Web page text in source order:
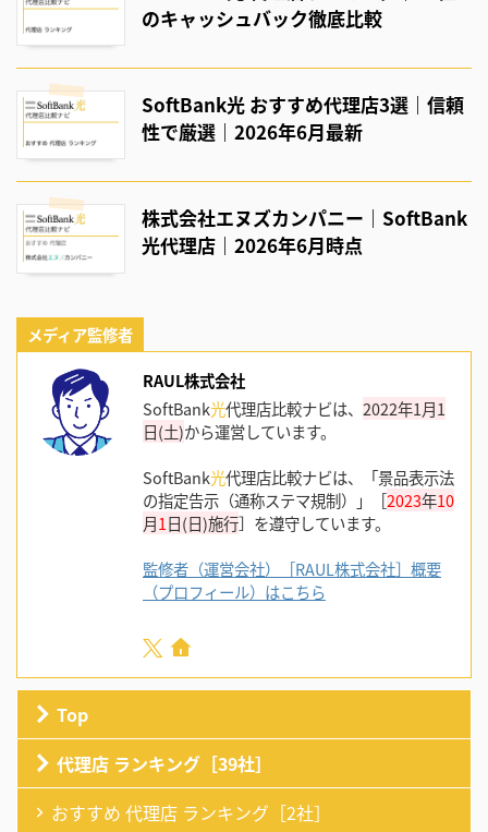
のキャッシュバック徹底比較
SoftBank光 おすすめ代理店3選｜信頼
性で厳選｜2026年6月最新
株式会社エヌズカンパニー｜SoftBank
光代理店｜2026年6月時点
メディア監修者
RAUL株式会社
SoftBank光代理店比較ナビは、 2022年1月1
日(土)から運営しています。
SoftBank光代理店比較ナビは、「景品表示法
の指定告示（通称ステマ規制）」［2023年10
月1 日(日)施行］を遵守しています。
監修者（運営会社）［RAUL株式会社］概要
（プロフィール）はこちら
Top
代理店 ランキング［39社］
おすすめ 代理店 ランキング［2社］